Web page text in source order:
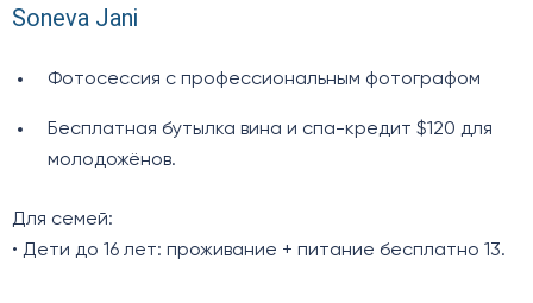
Soneva Jani
Фотосессия с профессиональным фотографом
Бесплатная бутылка вина и спа-кредит $120 для
молодожёнов.
Для семей:
• Дети до 16 лет: проживание + питание бесплатно 13.